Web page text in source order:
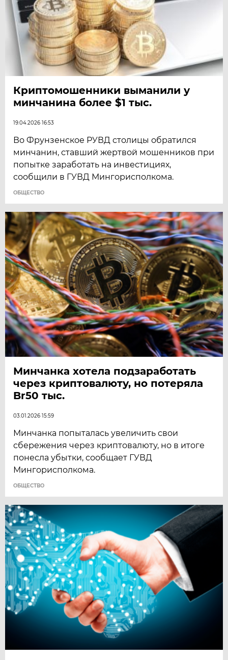
Криптомошенники выманили у
минчанина более $1 тыс.
19.04.2026 16:53
Во Фрунзенское РУВД столицы обратился
минчанин, ставший жертвой мошенников при
попытке заработать на инвестициях,
сообщили в ГУВД Мингорисполкома.
ОБЩЕСТВО
Минчанка хотела подзаработать
через криптовалюту, но потеряла
Br50 тыс.
03.01.2026 15:59
Минчанка попыталась увеличить свои
сбережения через криптовалюту, но в итоге
понесла убытки, сообщает ГУВД
Мингорисполкома.
ОБЩЕСТВО